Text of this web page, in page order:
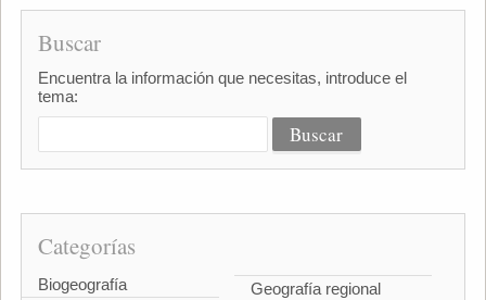
Buscar
Encuentra la información que necesitas, introduce el
tema:
Categorías
Biogeografía
Geografía regional